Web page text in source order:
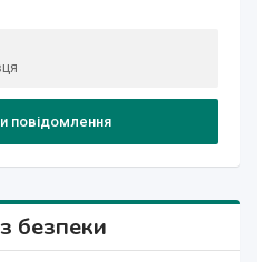
повідомлення
безпеки